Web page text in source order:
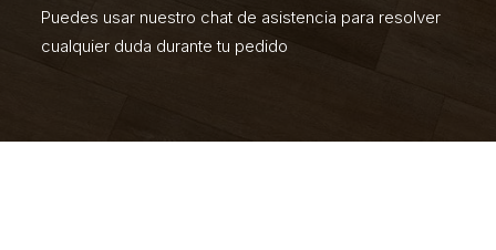
Puedes usar nuestro chat de asistencia para resolver
cualquier duda durante tu pedido